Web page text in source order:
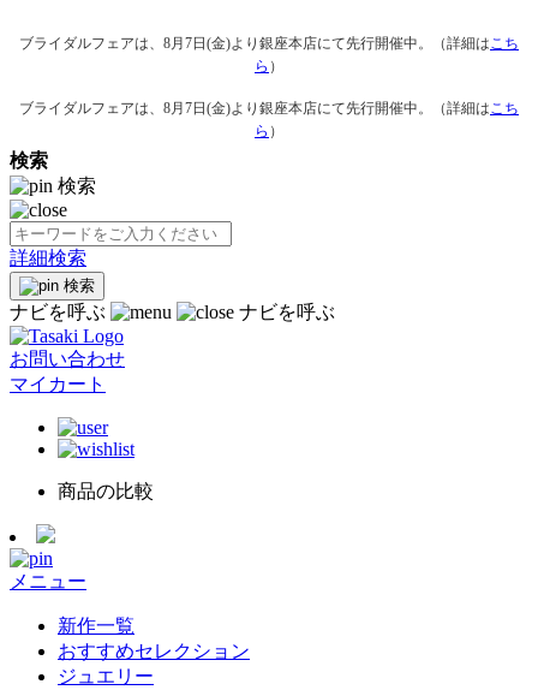
ブライダルフェアは、8月7日(金)より銀座本店にて先行開催中。（詳細はこち
ら ）
ブライダルフェアは、8月7日(金)より銀座本店にて先行開催中。（詳細はこち
ら ）
検索
検索
詳細検索
検索
ナビを呼ぶ ナビを呼ぶ
お問い合わせ
マイカート
商品の比較
メニュー
新作一覧
おすすめセレクション
ジュエリー